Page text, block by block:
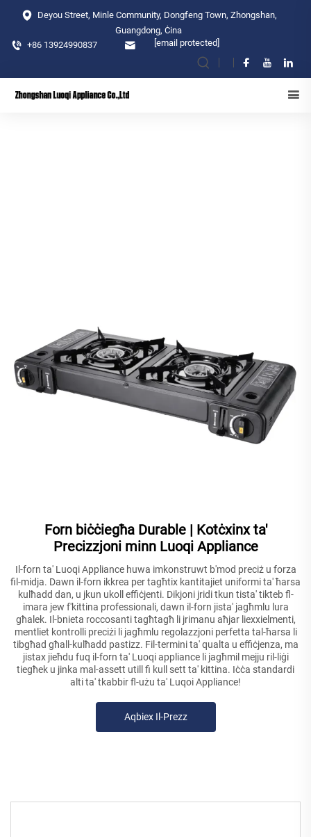
Deyou Street, Minle Community, Dongfeng Town, Zhongshan,
Guangdong, Ċina
+86 13924990837
[email protected]
Forn biċċiegħa Durable | Kotċxinx ta'
Precizzjoni minn Luoqi Appliance
Il-forn ta' Luoqi Appliance huwa imkonstruwt b'mod preciż u forza
fil-midja. Dawn il-forn ikkrea per tagħtix kantitajiet uniformi ta' ħarsa
kulħadd dan, u jkun ukoll effiċjenti. Dikjoni jridi tkun tista' tikteb fl-
imara jew f'kittina professionali, dawn il-forn jista' jagħmlu lura
għalek. Il-bnieta roccosanti tagħtagħ li jrimanu aħjar liexxielmenti,
mentliet kontrolli preciżi li jagħmlu regolazzjoni perfetta tal-ħarsa li
tibgħad għall-kulħadd pastizz. Fil-termini ta' qualta u effiċjenza, ma
jistax jieħdu fuq il-forn ta' Luoqi appliance li jagħmil mejju ril-liġi
tiegħek u jinka mal-assett utill fi kull sett ta' kittina. Iċċa standardi
alti ta' tkabbir fl-użu ta' Luqoi Appliance!
Aqbiex Il-Prezz